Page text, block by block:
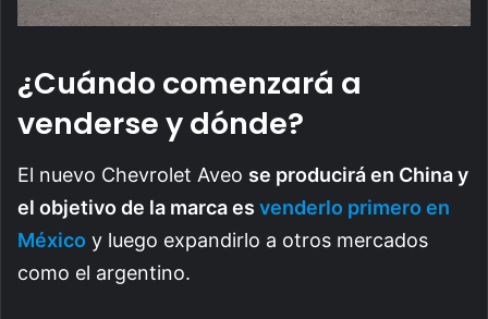
¿Cuándo comenzará a
venderse y dónde?
El nuevo Chevrolet Aveo se producirá en China y
el objetivo de la marca es venderlo primero en
México y luego expandirlo a otros mercados
como el argentino.